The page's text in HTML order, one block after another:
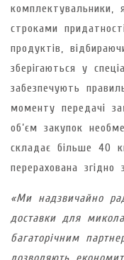
комплектувальники,
строками
продуктів,
зберігаються у
забезпечують
моменту передачі
об’єм закупок
складає більше 40
перерахована згідно
«Ми надзвичайно
доставки для
багаторічним